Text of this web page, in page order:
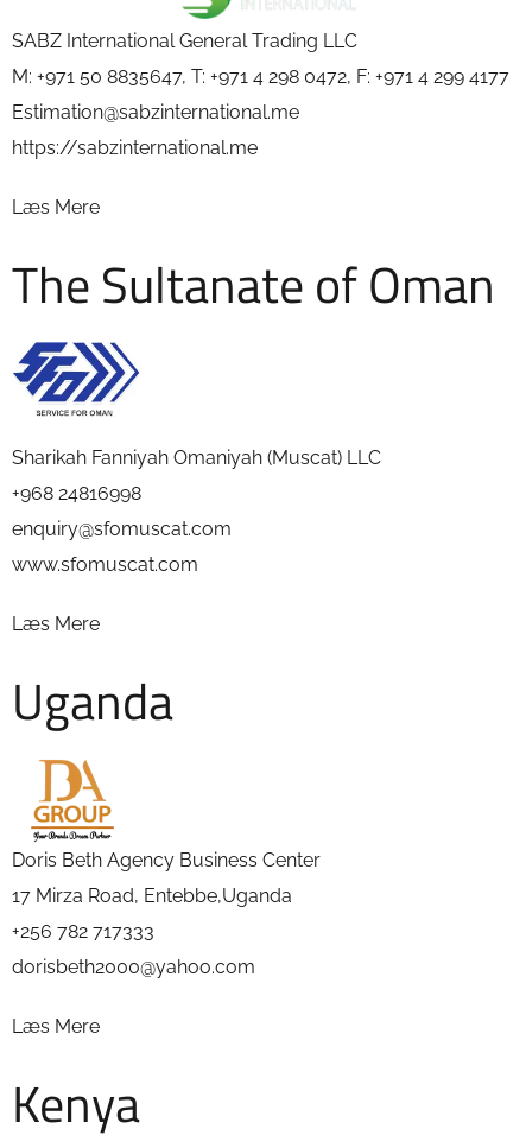
SABZ International General Trading LLC
M: +971 50 8835647, T: +971 4 298 0472, F: +971 4 299 4177
Estimation@sabzinternational.me
https://sabzinternational.me
Læs Mere
The Sultanate of Oman
Sharikah Fanniyah Omaniyah (Muscat) LLC
+968 24816998
enquiry@sfomuscat.com
www.sfomuscat.com
Læs Mere
Uganda
Doris Beth Agency Business Center
17 Mirza Road, Entebbe,Uganda
+256 782 717333
dorisbeth2000@yahoo.com
Læs Mere
Kenya